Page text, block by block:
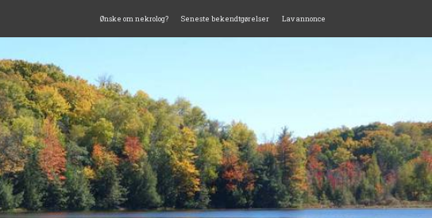
Ønske om nekrolog? Seneste bekendtgørelser Lav annonce